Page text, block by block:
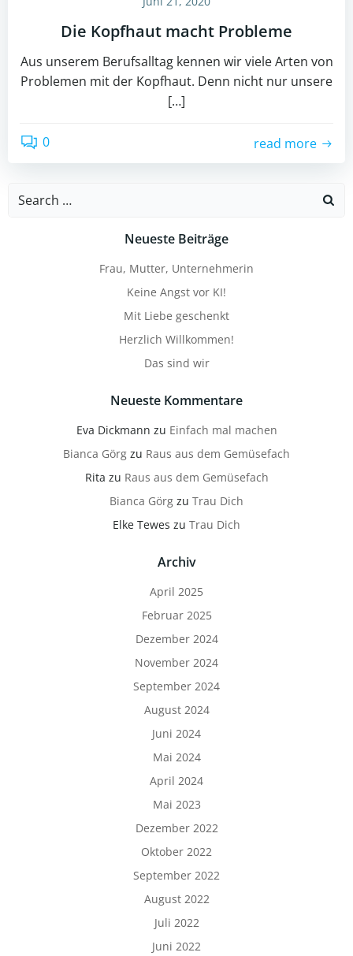
Die Kopfhaut macht Probleme
Aus unserem Berufsalltag kennen wir viele Arten von
Problemen mit der Kopfhaut. Denn nicht nur unsere
[…]
0 read more
Search
Neueste Beiträge
Frau, Mutter, Unternehmerin
Keine Angst vor KI!
Mit Liebe geschenkt
Herzlich Willkommen!
Das sind wir
Neueste Kommentare
Eva Dickmann zu Einfach mal machen
Bianca Görg zu Raus aus dem Gemüsefach
Rita zu Raus aus dem Gemüsefach
Bianca Görg zu Trau Dich
Elke Tewes zu Trau Dich
Archiv
April 2025
Februar 2025
Dezember 2024
November 2024
September 2024
August 2024
Juni 2024
Mai 2024
April 2024
Mai 2023
Dezember 2022
Oktober 2022
September 2022
August 2022
Juli 2022
Juni 2022